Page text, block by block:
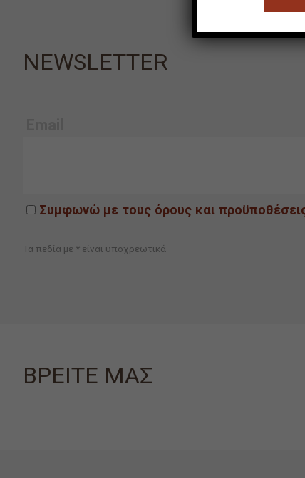
NEWSLETTER
Συμφωνώ με τους όρους και
Τα πεδία με * είναι υποχρεωτικά
ΒΡΕΙΤΕ ΜΑΣ